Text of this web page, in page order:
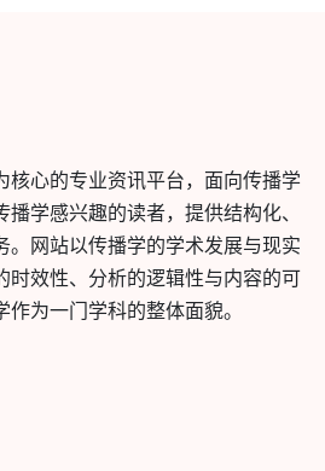
核心的专业资讯平台，面向传播学
学感兴趣的读者，提供结构化、
。网站以传播学的学术发展与现实
时效性、分析的逻辑性与内容的可
为一门学科的整体面貌。